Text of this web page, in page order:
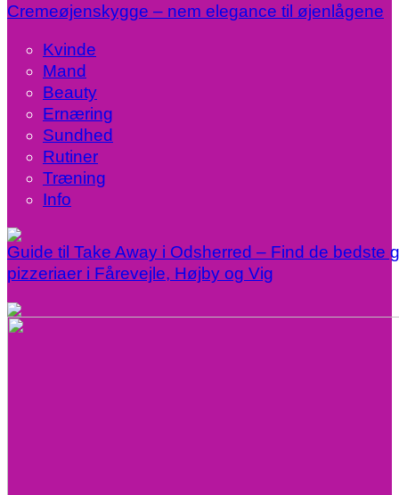
Cremeøjenskygge – nem elegance til øjenlågene
Kvinde
Mand
Beauty
Ernæring
Sundhed
Rutiner
Træning
Info
Guide til Take Away i Odsherred – Find de bedste
pizzeriaer i Fårevejle, Højby og Vig